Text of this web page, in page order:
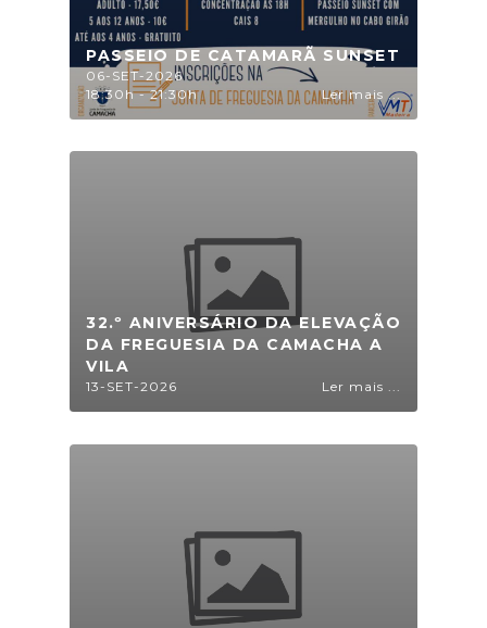
PASSEIO DE CATAMARÃ SUNSET
06-SET-2026
18:30h - 21:30h
Ler mais ...
32.º ANIVERSÁRIO DA ELEVAÇÃO
DA FREGUESIA DA CAMACHA A
VILA
13-SET-2026 Ler mais ...